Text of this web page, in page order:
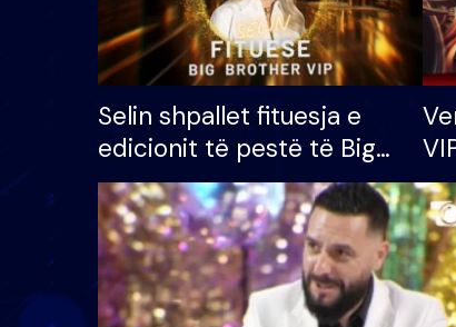
Selin shpallet fituesja e
edicionit të pestë të Big
Brother VIP, rrëmben
çmimin e madh prej 100
mijë eurosh